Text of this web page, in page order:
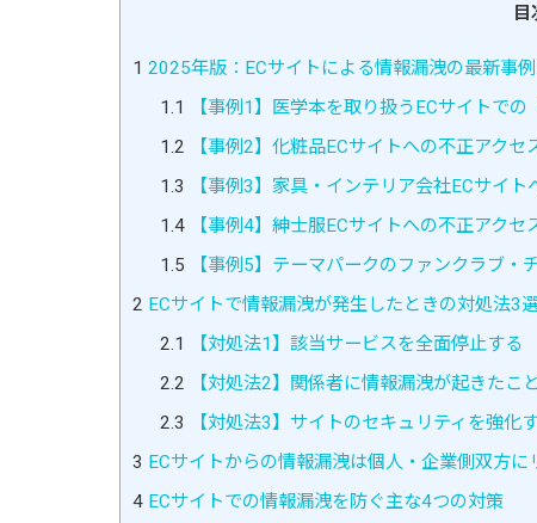
目
1 2025年版：ECサイトによる情報漏洩の最新事
1.1
【事例1】医学本を取り扱うECサイトで
1.2 【事例2】化粧品ECサイトへの不正アクセ
1.3 【事例3】家具・インテリア会社ECサイ
1.4【事例4】紳士服ECサイトへの不正アクセ
1.5 【事例5】テーマパークのファンクラブ・
2 ECサイトで情報漏洩が発生したときの対処法3
2.1
【対処法1】該当サービスを全面停止する
2.2 【対処法2】関係者に情報漏洩が起きたこ
2.3 【対処法3】サイトのセキュリティを強化
3 ECサイトからの情報漏洩は個人・企業側双方に
4 ECサイトでの情報漏洩を防ぐ主な4つの対策